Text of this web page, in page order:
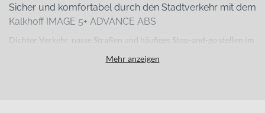
Sicher und komfortabel durch den Stadtverkehr mit dem
Kalkhoff IMAGE 5+ ADVANCE ABS
Dichter Verkehr, nasse Straßen und häufiges Stop-and-go stellen im
ADVANCE ABS wurde genau für diese urbane Realität entwickelt.
Mehr anzeigen